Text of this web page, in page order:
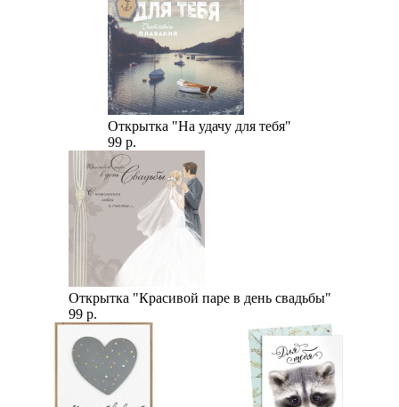
Открытка "На удачу для тебя"
99 р.
Открытка "Красивой паре в день свадьбы"
99 р.